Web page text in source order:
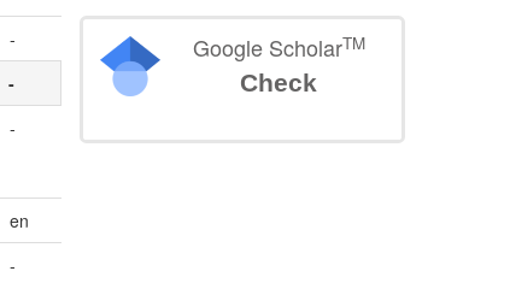
-
-
-
en
-
Google ScholarTM
Check